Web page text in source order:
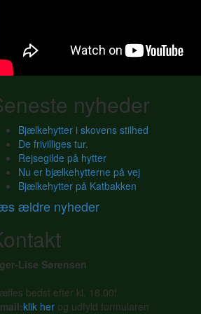
nyheder
Bjælkehytter i skovens stilhed
De frivilliges tur.
Rejsegilde på hytter
Nu er bjælkehytterne på vej
Bjælkehytter på Katbakken
ældre nyheder
Lise Sørensen
bedst efter kl. 18.00!
klik her og udfyld formularen